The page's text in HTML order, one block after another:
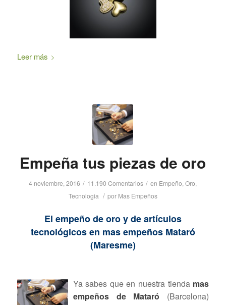
Leer más
Empeña tus piezas de oro
4 noviembre, 2016 / 11.190 Comentarios / en Empeño,Oro,
Tecnologia / por Mas Empeños
El empeño de oro y de artículos
tecnológicos en mas empeños Mataró
(Maresme)
Ya sabes que en nuestra tienda mas
empeños de
Mataró (Barcelona)